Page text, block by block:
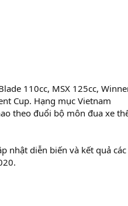
110cc, MSX 125cc,
Cup. Hạng mục Vietnam
theo đuổi bộ môn đua xe
nhật diễn biến và kết quả các